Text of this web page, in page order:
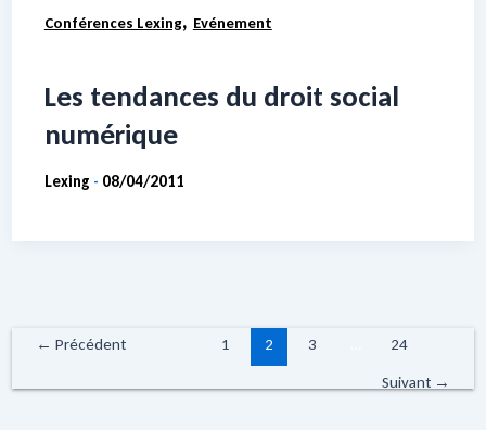
Conférences Lexing, Evénement
Les tendances du droit social
numérique
Lexing - 08/04/2011
← Précédent 1 2 3
24
Suivant →